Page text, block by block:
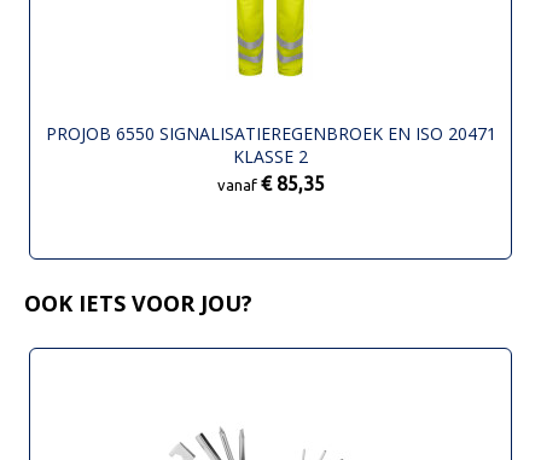
PROJOB 6550 SIGNALISATIEREGENBROEK EN ISO 20471
KLASSE 2
vanaf € 85,35
OOK IETS VOOR JOU?